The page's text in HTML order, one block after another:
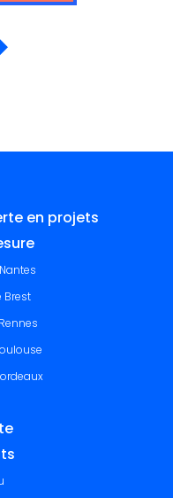
en projets
Brest